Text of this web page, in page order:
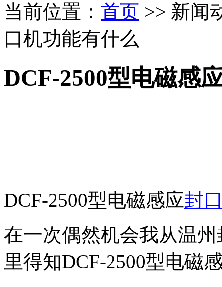
当前位置： 首页 >> 新闻
口机功能有什么
DCF-2500型电磁感
DCF-2500型电磁感应封
在一次偶然机会我从温
里得知DCF-2500型电磁